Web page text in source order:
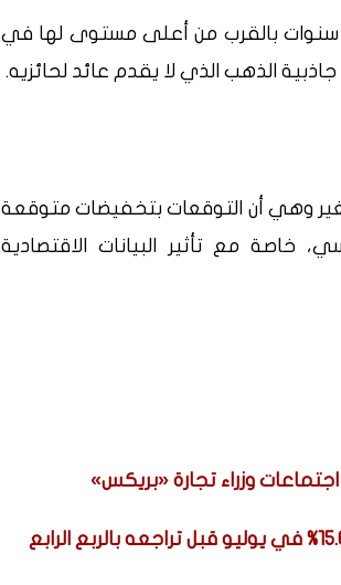
استقرت عوائد سندات الخزانة الأمريكية القياسية لأجل 10 سنوات بالقرب من أعلى مستوى لها في
الذهب الذي لا يقدم عائد لحائزيه.
وهي أن التوقعات بتخفيضات متوقعة
خاصة مع تأثير البيانات الاقتصادية